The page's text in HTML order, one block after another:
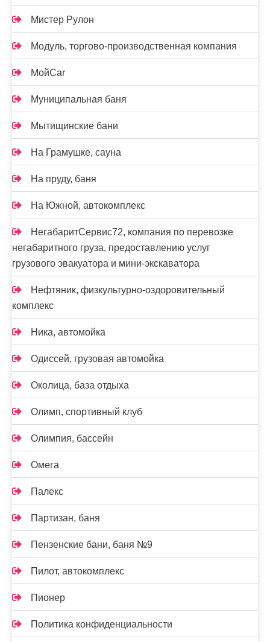
Мистер Рулон
Модуль, торгово-производственная компания
МойCar
Муниципальная баня
Мытищинские бани
На Грамушке, сауна
На пруду, баня
На Южной, автокомплекс
НегабаритСервис72, компания по перевозке
негабаритного груза, предоставлению услуг
грузового эвакуатора и мини-экскаватора
Нефтяник, физкультурно-оздоровительный
комплекс
Ника, автомойка
Одиссей, грузовая автомойка
Околица, база отдыха
Олимп, спортивный клуб
Олимпия, бассейн
Омега
Палекс
Партизан, баня
Пензенские бани, баня №9
Пилот, автокомплекс
Пионер
Политика конфиденциальности